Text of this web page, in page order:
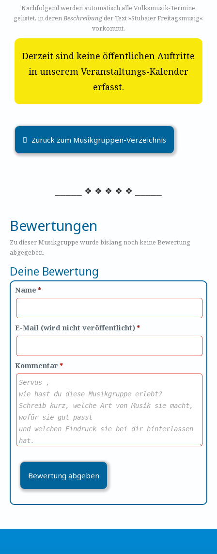
Nachfolgend werden automatisch alle Volksmusik-Termine
gelistet, in derenBeschreibungder Text »Stubaier Freitagsmusig«
vorkommt.
Derzeit sind keine öffentlichen Auftritte
in unserem Veranstaltungs-Kalender
erfasst.
Zurück zum Musikgruppen-Verzeichnis
⎯⎯⎯⎯⎯ ❖ ❖ ❖ ❖ ❖ ⎯⎯⎯⎯⎯
Bewertungen
Zu dieser Musikgruppe wurde bislang noch keine Bewertung
abgegeben.
Deine Bewertung
Name *
E-Mail (wird nicht veröffentlicht)*
Kommentar *